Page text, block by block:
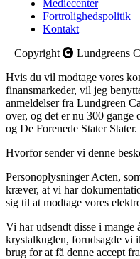
Mediecenter
Fortrolighedspolitik
Kontakt
Copyright
Lundgreens
Hvis du vil modtage vores
finansmarkeder, vil jeg
anmeldelser fra Lundgreen
over, og det er nu 300 gange
og De Forenede Stater Stater.
Hvorfor sender vi denne
Personoplysninger Acten,
kræver, at vi har
sig til at modtage vores
Vi har udsendt disse i
krystalkuglen, forudsagde vi
brug for at få denne accept